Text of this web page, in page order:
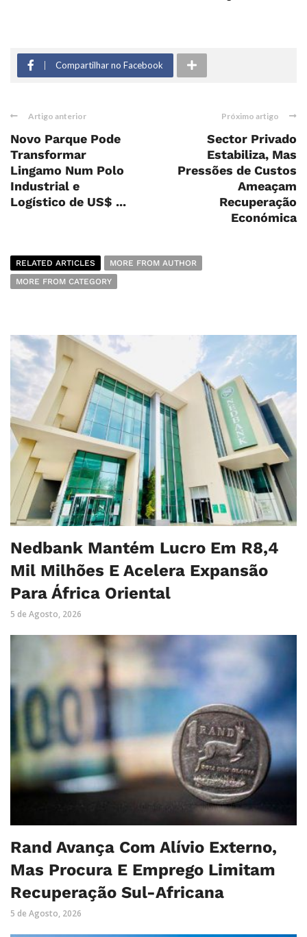
Compartilhar no Facebook
Artigo anterior
Novo Parque Pode
Transformar
Lingamo Num Polo
Industrial e
Logístico de US$ ...
Próximo artigo
Sector Privado
Estabiliza, Mas
Pressões de Custos
Ameaçam
Recuperação
Económica
RELATED ARTICLES
MORE FROM AUTHOR
MORE FROM CATEGORY
Nedbank Mantém Lucro Em R8,4
Mil Milhões E Acelera Expansão
Para África Oriental
5 de Agosto, 2026
Rand Avança Com Alívio Externo,
Mas Procura E Emprego Limitam
Recuperação Sul-Africana
5 de Agosto, 2026